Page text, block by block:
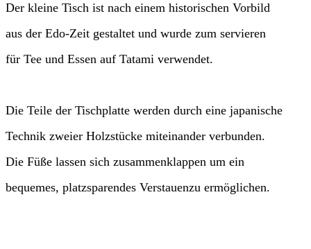
Der kleine Tisch ist nach einem historischen Vorbild
aus der Edo-Zeit gestaltet und wurde zum servieren
für Tee und Essen auf Tatami verwendet.
Die Teile der Tischplatte werden durch eine japanische
Technik zweier Holzstücke miteinander verbunden.
Die Füße lassen sich zusammenklappen um ein
bequemes, platzsparendes Verstauenzu ermöglichen.